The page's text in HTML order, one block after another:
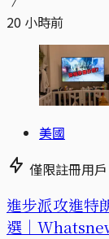
20 小時前
美國
僅限註冊用戶
進步派攻進特
選｜